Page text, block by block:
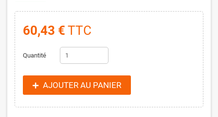
60,43 € TTC
Quantité
AJOUTER AU PANIER